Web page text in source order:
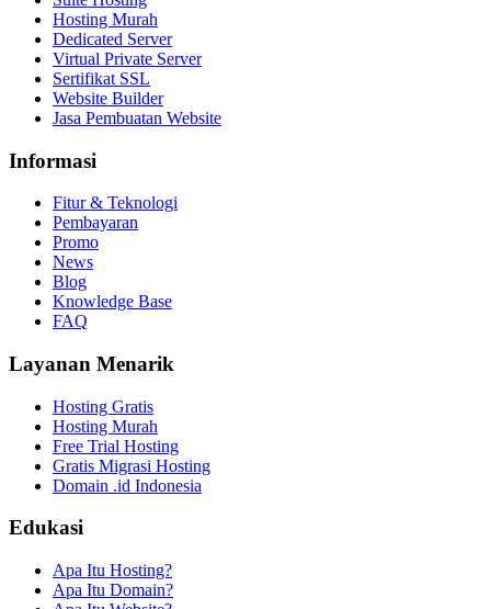
Hosting Murah
Dedicated Server
Virtual Private Server
Sertifikat SSL
Website Builder
Jasa Pembuatan Website
Informasi
Fitur & Teknologi
Pembayaran
Promo
News
Blog
Knowledge Base
FAQ
Layanan Menarik
Hosting Gratis
Hosting Murah
Free Trial Hosting
Gratis Migrasi Hosting
Domain .id Indonesia
Edukasi
Apa Itu Hosting?
Apa Itu Domain?